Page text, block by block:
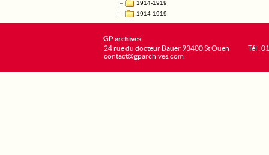
GP archives
24 rue du docteur Bauer 93400 St Ouen
contact@gparchives.com
Tél :